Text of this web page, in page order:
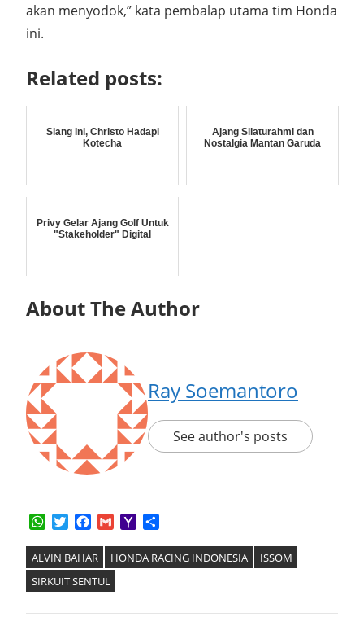
akan menyodok,” kata pembalap utama tim Honda
ini.
Related posts:
Siang Ini, Christo Hadapi
Kotecha
Ajang Silaturahmi dan
Nostalgia Mantan Garuda
Privy Gelar Ajang Golf Untuk
"Stakeholder" Digital
About The Author
Ray Soemantoro
See author's posts
WhatsApp
TwitterFacebook
GmailYahoo
ALVIN BAHAR HONDA RACING INDONESIA
ISSOM
SIRKUIT SENTUL